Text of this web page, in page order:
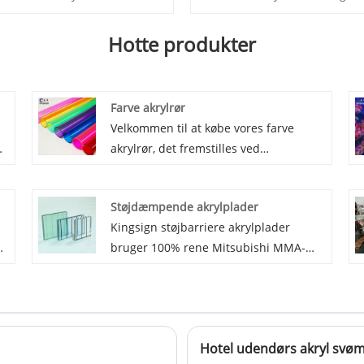
Hotte produkter
Farve akrylrør
Velkommen til at købe vores farve
akrylrør, det fremstilles ved
vores farvekort. Røroverfladen er solid
hård og blank, hovedsagelig brugt til
dekoration, belysning, reklame, display
Støjdæmpende akrylplader
Kingsign støjbarriere akrylplader
bruger 100% rene Mitsubishi MMA-
akrylplader med støjskærm
transmittere 93 % lys.Hotel udendørs akryl